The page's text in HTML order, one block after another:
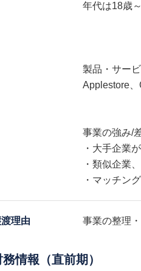
年代は18歳
製品・サー
Applestore
事業の強み/
・大手企業
・類似企業
・マッチン
理由 事業の整理
務情報（直前期）